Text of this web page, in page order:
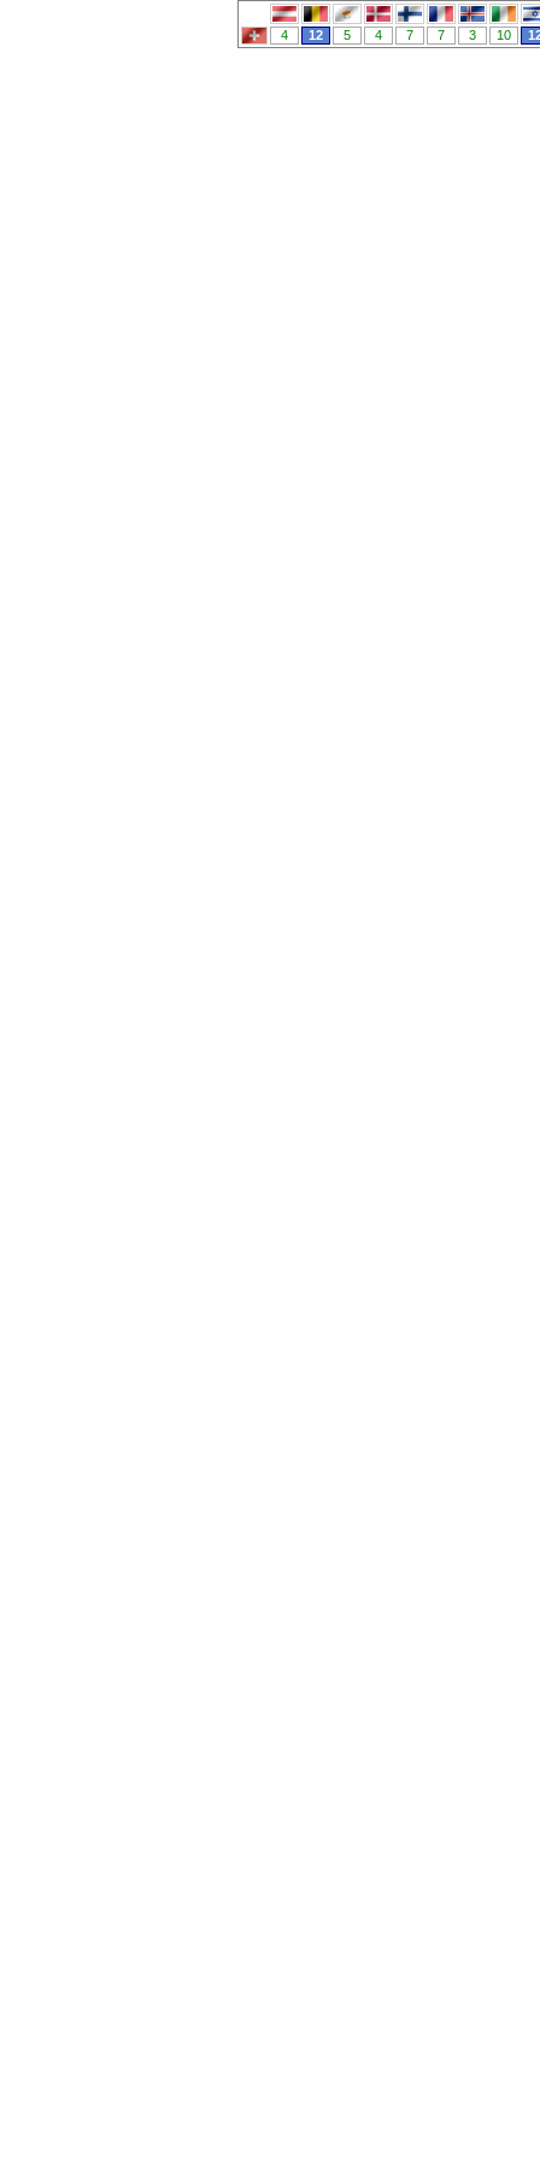
4 12 5 4 7 7 3 10